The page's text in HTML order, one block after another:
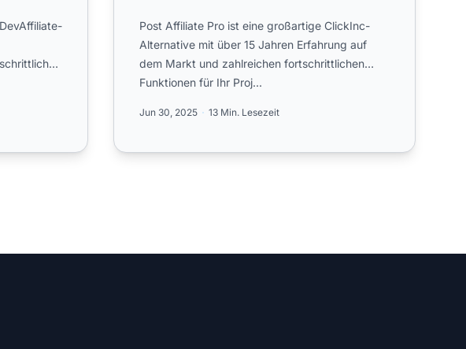
Post Affiliate Pro ist eine großartige ClickInc-
Alternative mit über 15 Jahren Erfahrung auf
dem Markt und zahlreichen fortschrittlichen
Funktionen für Ihr Proj...
Jun 30, 2025 13 Min. Lesezeit